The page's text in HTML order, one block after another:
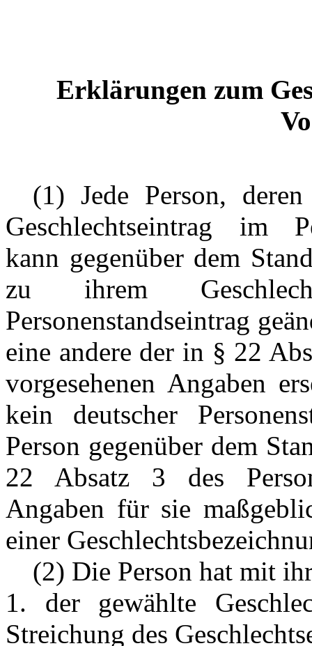
Erklärungen zum
(1) Jede Person,
Geschlechtseintrag im
kann gegenüber dem
zu ihrem
Personenstandseintrag
eine andere der in § 22
vorgesehenen Angaben
kein deutscher
Person gegenüber dem
22 Absatz 3 des
Angaben für sie
einer
(2) Die Person hat mit
1. der gewählte
Streichung des